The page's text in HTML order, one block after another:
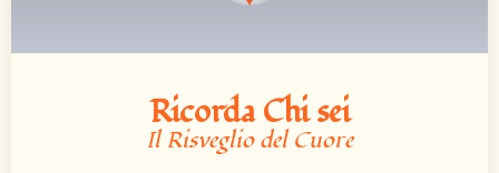
Ricorda Chi sei​​
Il Risveglio del Cuore​